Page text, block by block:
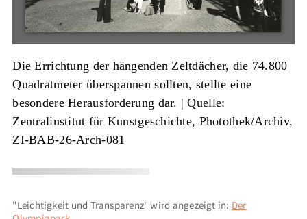
Die Errichtung der hängenden Zeltdächer, die 74.800
Quadratmeter überspannen sollten, stellte eine
besondere Herausforderung dar. |Quelle:
Zentralinstitut für Kunstgeschichte, Photothek/Archiv,
ZI-BAB-26-Arch-081
"Leichtigkeit und Transparenz" wird angezeigt in: Der